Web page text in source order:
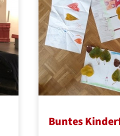
Buntes